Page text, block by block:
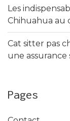
Les
Chihuahua au
Cat sitter pas
une
Pages